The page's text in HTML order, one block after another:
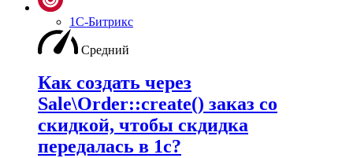
1С-Битрикс
Средний
Как создать через
Sale\Order::create() заказ со
скидкой, чтобы скдидка
передалась в 1с?